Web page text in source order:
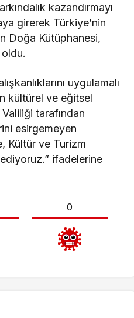
kazandırmayı
girerek Türkiye’nin
Doğa Kütüphanesi,
uygulamalı
kültürel ve eğitsel
tarafından
esirgemeyen
Kültür ve Turizm
ifadelerine
0